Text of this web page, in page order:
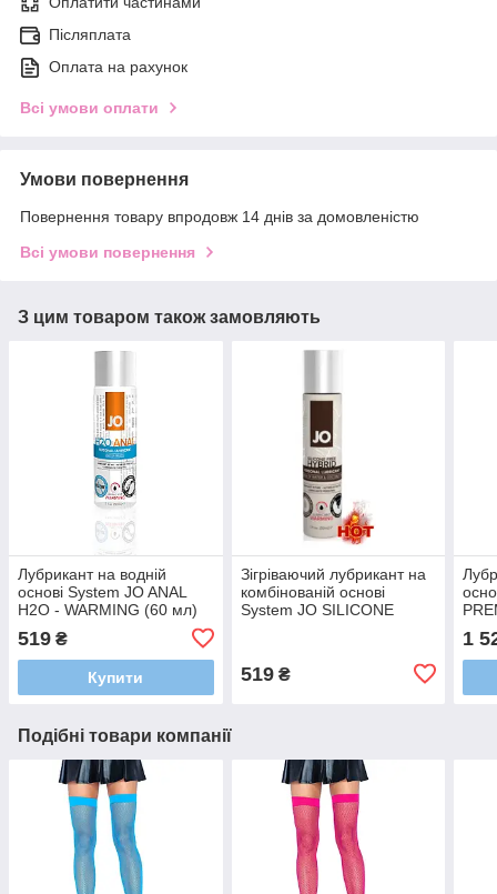
Післяплата
Оплата на рахунок
Всі умови оплати
Умови повернення
Повернення товару впродовж 14 днів за домовленістю
Всі умови повернення
З цим товаром також замовляють
Лубрикант на водній
основі System JO ANAL
H2O - WARMING (60 мл)
519 ₴
Купити
Зігріваючий лубрикант на
комбінованій основі
System JO SILICONE
519₴
1
Подібні товари компанії